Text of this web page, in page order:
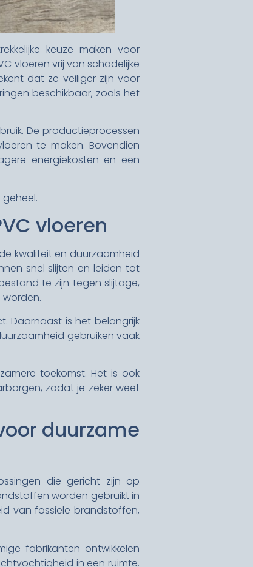
keuze maken voor
vloeren vrij van schadelijke
dat ze veiliger zijn voor
beschikbaar, zoals het
De productieprocessen
te maken. Bovendien
energiekosten en een
vloeren
kwaliteit en duurzaamheid
snel slijten en leiden tot
te zijn tegen slijtage,
Daarnaast is het belangrijk
gebruiken vaak
toekomst. Het is ook
zodat je zeker weet
duurzame
die gericht zijn op
worden gebruikt in
van fossiele brandstoffen,
fabrikanten ontwikkelen
in een ruimte.